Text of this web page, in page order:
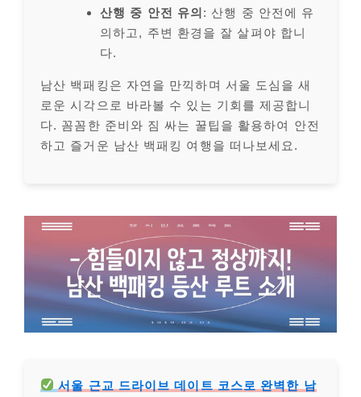
산행 중 안전 유의 : 산행 중 안전에 유
의하고, 주변 환경을 잘 살펴야 합니
다.
남산 백패킹은 자연을 만끽하며 서울 도심을 새
로운 시각으로 바라볼 수 있는 기회를 제공합니
다. 꼼꼼한 준비와 짐 싸는 꿀팁을 활용하여 안전
하고 즐거운 남산 백패킹 여행을 떠나보세요.
서울 근교 드라이브 데이트 코스로 완벽한 남